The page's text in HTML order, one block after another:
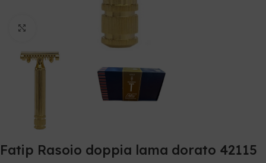
Fatip Rasoio doppia lama dorato 42115